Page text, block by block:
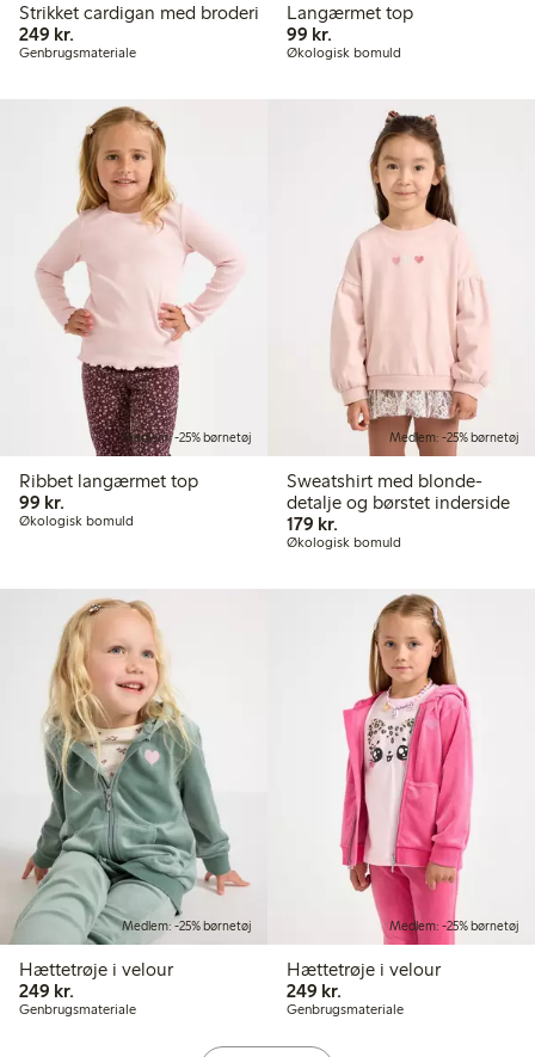
Strikket cardigan med broderi
249 kr.
Genbrugsmateriale
Langærmet top
99 kr.99,00 kr.
Økologisk bomuld
Medlem: -25% børnetøj
Ribbet langærmet top
99 kr.
Økologisk bomuld
Medlem: -25% børnetøj
Sweatshirt med blonde-
detalje og børstet inderside
179 kr.
Økologisk bomuld
Medlem: -25% børnetøj
Hættetrøje i velour
249 kr.
Genbrugsmateriale
Medlem: -25% børnetøj
Hættetrøje i velour
249 kr.249,00 kr.
Genbrugsmateriale